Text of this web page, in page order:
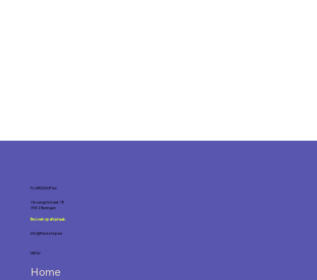
FLWRSSHOP.be
Visvangststraat 78
3582 Beringen
Bezoek op afspraak.
info@flwrsshop.be
MENU
Home